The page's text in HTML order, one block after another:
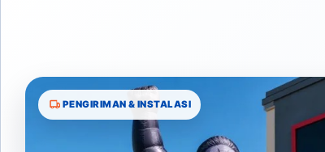
PENGIRIMAN & INSTALASI